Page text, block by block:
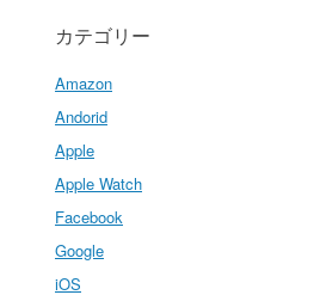
カテゴリー
Amazon
Andorid
Apple
Apple Watch
Facebook
Google
iOS